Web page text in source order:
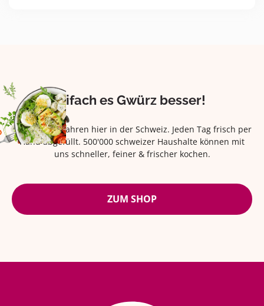
Eifach es Gwürz besser!
Seit über 42 Jahren hier in der Schweiz. Jeden Tag frisch per
Hand abgefüllt. 500'000 schweizer Haushalte können mit
uns schneller, feiner & frischer kochen.
ZUM SHOP